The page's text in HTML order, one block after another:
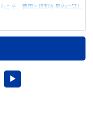
こそ、費用と役割を早めに話し
▶